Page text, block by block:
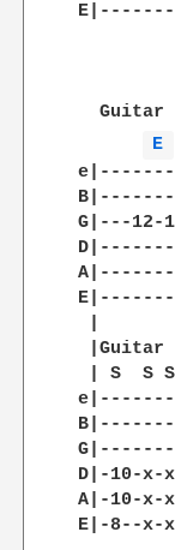
Guitar
E
G|---12-
| S  S
D|-10-x-
A|-10-x-
E|-8--x-